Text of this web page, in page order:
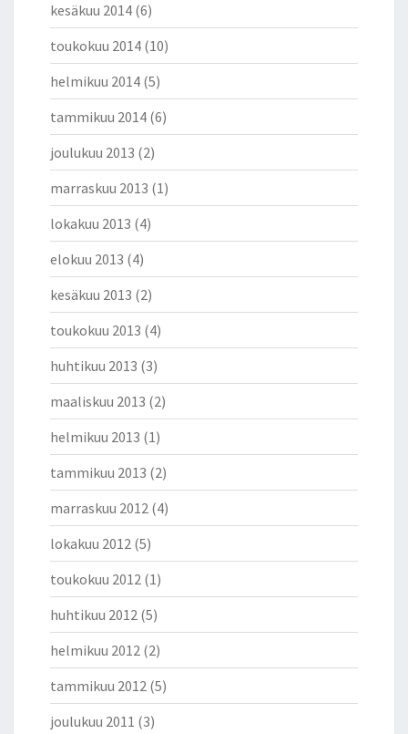
kesäkuu 2014 (6)
toukokuu 2014 (10)
helmikuu 2014 (5)
tammikuu 2014 (6)
joulukuu 2013 (2)
marraskuu 2013 (1)
lokakuu 2013 (4)
elokuu 2013 (4)
kesäkuu 2013 (2)
toukokuu 2013 (4)
huhtikuu 2013 (3)
maaliskuu 2013 (2)
helmikuu 2013 (1)
tammikuu 2013 (2)
marraskuu 2012 (4)
lokakuu 2012 (5)
toukokuu 2012 (1)
huhtikuu 2012 (5)
helmikuu 2012 (2)
tammikuu 2012 (5)
joulukuu 2011 (3)